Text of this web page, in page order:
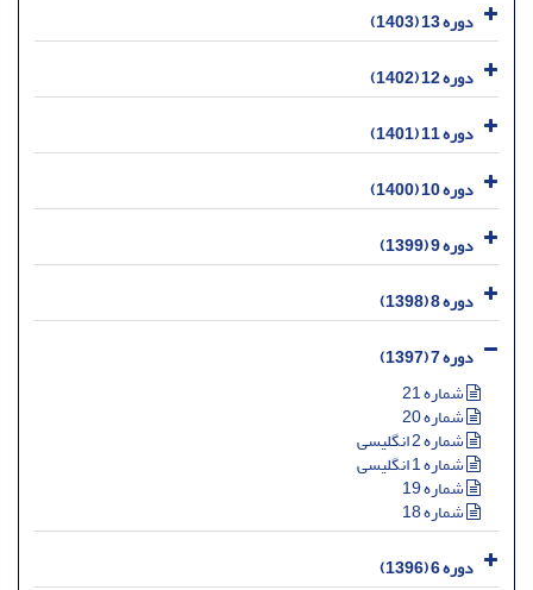
دوره 13 (1403)
دوره 12 (1402)
دوره 11 (1401)
دوره 10 (1400)
دوره 9 (1399)
دوره 8 (1398)
دوره 7 (1397)
شماره 21
شماره 20
شماره 2 انگلیسی
شماره 1 انگلیسی
شماره 19
شماره 18
دوره 6 (1396)